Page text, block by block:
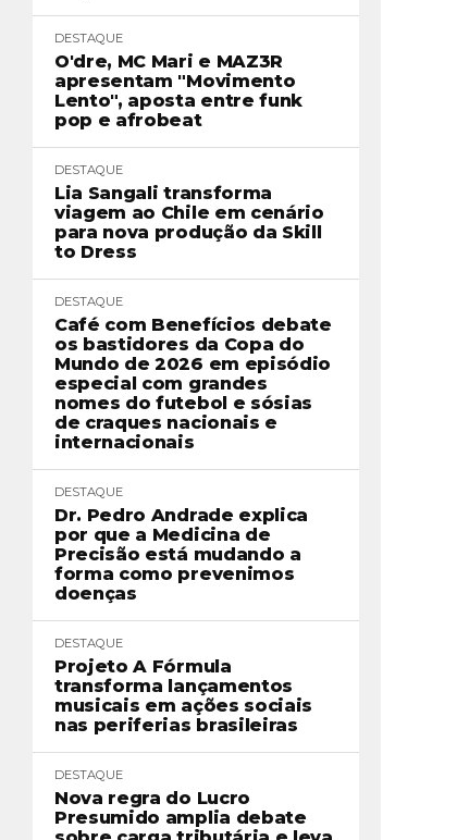
DESTAQUE
O'dre, MC Mari e MAZ3R
apresentam "Movimento
Lento", aposta entre funk
pop e afrobeat
DESTAQUE
Lia Sangali transforma
viagem ao Chile em cenário
para nova produção da Skill
to Dress
DESTAQUE
Café com Benefícios debate
os bastidores da Copa do
Mundo de 2026 em episódio
especial com grandes
nomes do futebol e sósias
de craques nacionais e
internacionais
DESTAQUE
Dr. Pedro Andrade explica
por que a Medicina de
Precisão está mudando a
forma como prevenimos
doenças
DESTAQUE
Projeto A Fórmula
transforma lançamentos
musicais em ações sociais
nas periferias brasileiras
DESTAQUE
Nova regra do Lucro
Presumido amplia debate